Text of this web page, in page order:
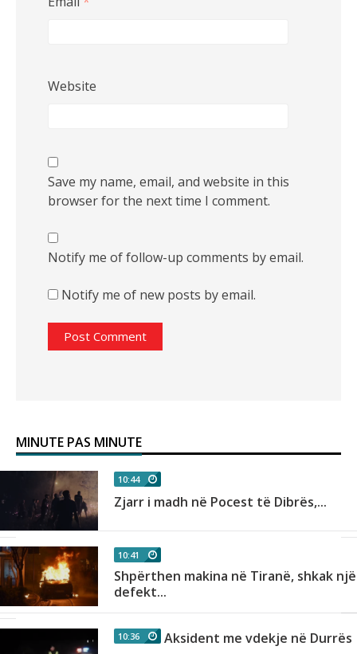
Website
Save my name, email, and website in this
browser for the next time I comment.
Notify me of follow-up comments by email.
Notify me of new posts by email.
MINUTE PAS MINUTE
10:44
Zjarr i madh në Pocest të Dibrës,...
10:41
Shpërthen makina në Tiranë, shkak një
defekt...
10:36 Aksident me vdekje në Durrës